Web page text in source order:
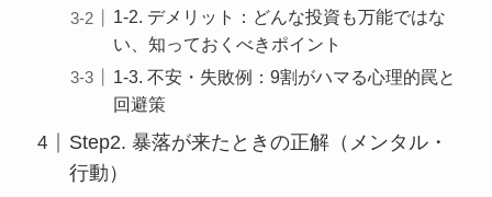
1-2. デメリット：どんな投資も万能ではな
い、知っておくべきポイント
1-3. 不安・失敗例：9割がハマる心理的罠と
回避策
Step2. 暴落が来たときの正解（メンタル・
行動）